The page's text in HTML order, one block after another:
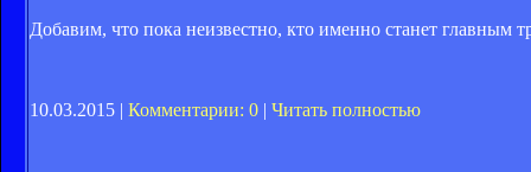
Добавим, что пока неизвестно, кто именно станет главным
10.03.2015 | Комментарии: 0 | Читать полностью